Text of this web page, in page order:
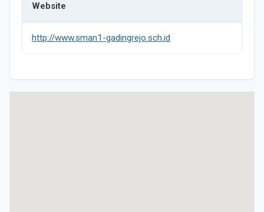
Website
http://www.sman1-gadingrejo.sch.id